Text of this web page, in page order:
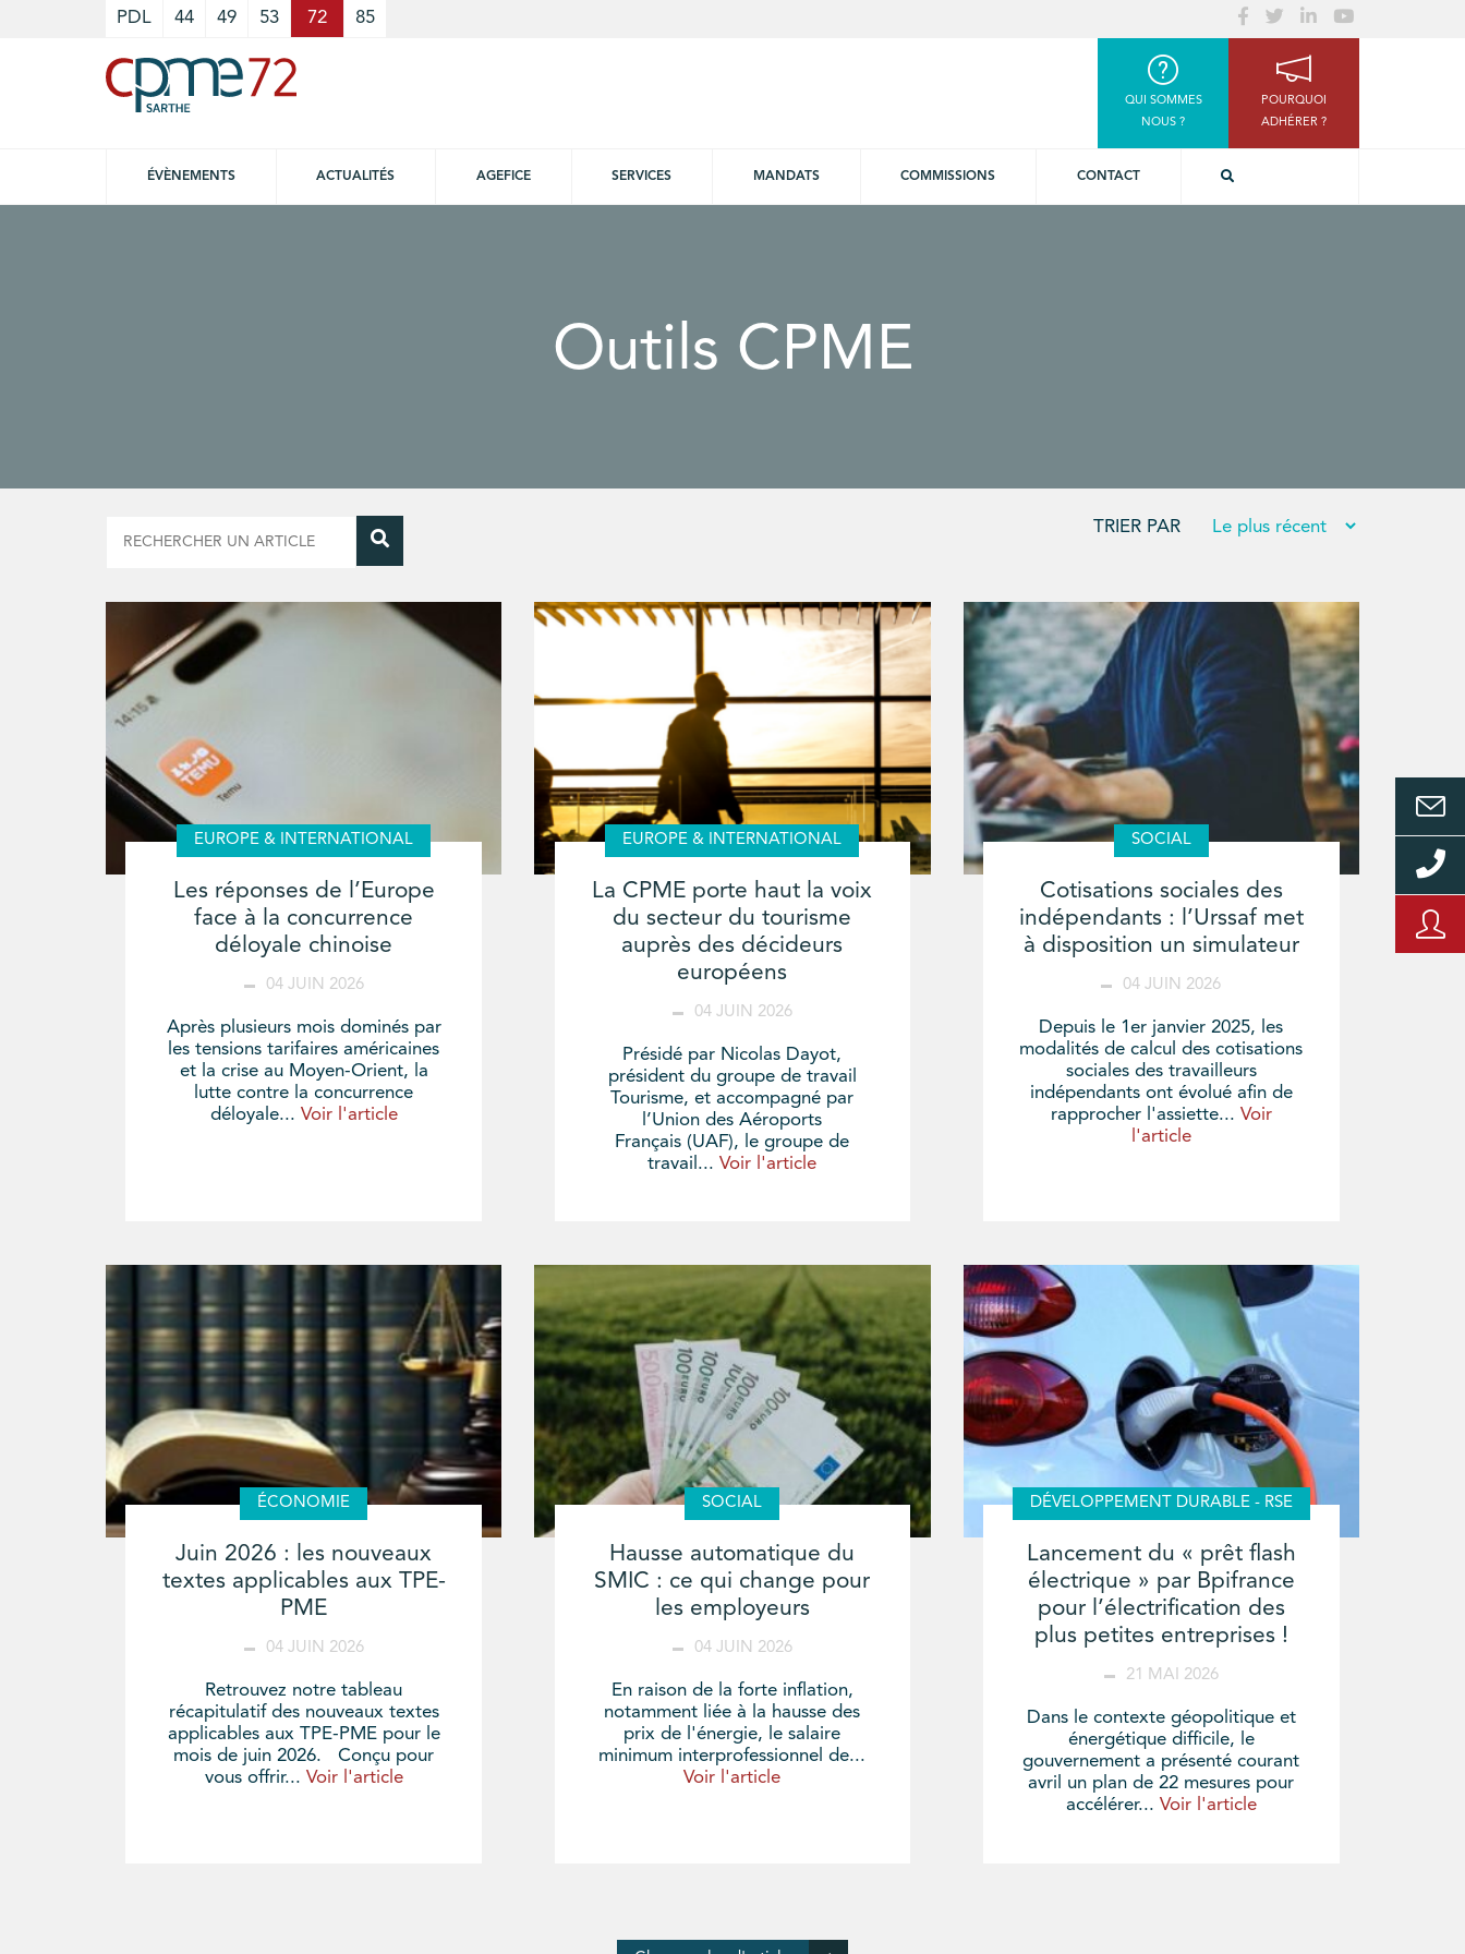
PDL 44 49 53 72 85
QUI SOMMES
NOUS ?
POURQUOI
ADHÉRER ?
ÉVÈNEMENTS ACTUALITÉS AGEFICE SERVICES MANDATS COMMISSIONS CONTACT
Outils CPME
TRIER PAR
EUROPE & INTERNATIONAL
Les réponses de l’Europe
face à la concurrence
déloyale chinoise
04 JUIN 2026
Après plusieurs mois dominés par
les tensions tarifaires américaines
et la crise au Moyen-Orient, la
lutte contre la concurrence
déloyale... Voir l'article
EUROPE & INTERNATIONAL
La CPME porte haut la voix
du secteur du tourisme
auprès des décideurs
européens
04 JUIN 2026
Présidé par Nicolas Dayot,
président du groupe de travail
Tourisme, et accompagné par
l’Union des Aéroports
Français (UAF), le groupe de
travail...Voir l'article
SOCIAL
Cotisations sociales des
indépendants : l’Urssaf met
à disposition un simulateur
04 JUIN 2026
Depuis le 1er janvier 2025, les
modalités de calcul des cotisations
sociales des travailleurs
indépendants ont évolué afin de
rapprocher l'assiette... Voir
l'article
ÉCONOMIE
Juin 2026 : les nouveaux
textes applicables aux TPE-
PME
04 JUIN 2026
Retrouvez notre tableau
récapitulatif des nouveaux textes
applicables aux TPE-PME pour le
mois de juin 2026. Conçu pour
vous offrir... Voir l'article
SOCIAL
Hausse automatique du
SMIC : ce qui change pour
les employeurs
04 JUIN 2026
En raison de la forte inflation,
notamment liée à la hausse des
prix de l'énergie, le salaire
minimum interprofessionnel de...
Voir l'article
DÉVELOPPEMENT DURABLE - RSE
Lancement du « prêt flash
électrique » par Bpifrance
pour l’électrification des
plus petites entreprises !
21 MAI 2026
Dans le contexte géopolitique et
énergétique difficile, le
gouvernement a présenté courant
avril un plan de 22 mesures pour
accélérer... Voir l'article
Cookies management panel